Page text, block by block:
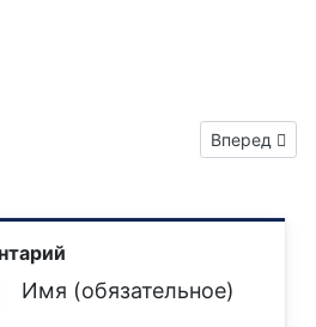
выпуск №12Следующий:
Вперед
Имя (обязательное)